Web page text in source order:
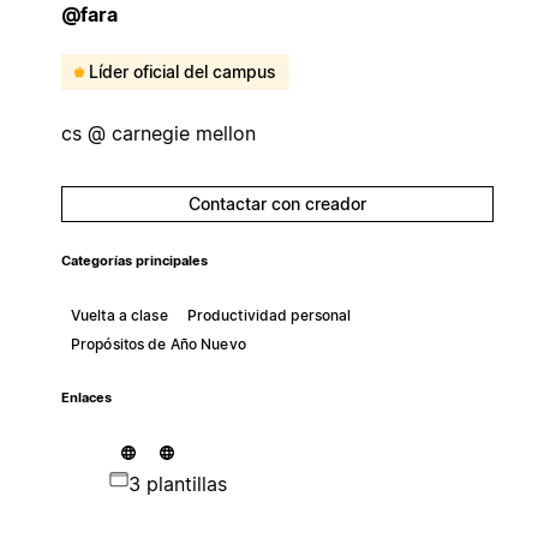
@fara
Líder oficial del campus
cs @ carnegie mellon
Contactar con creador
Categorías principales
Vuelta a clase
Productividad personal
Propósitos de Año Nuevo
Enlaces
3 plantillas